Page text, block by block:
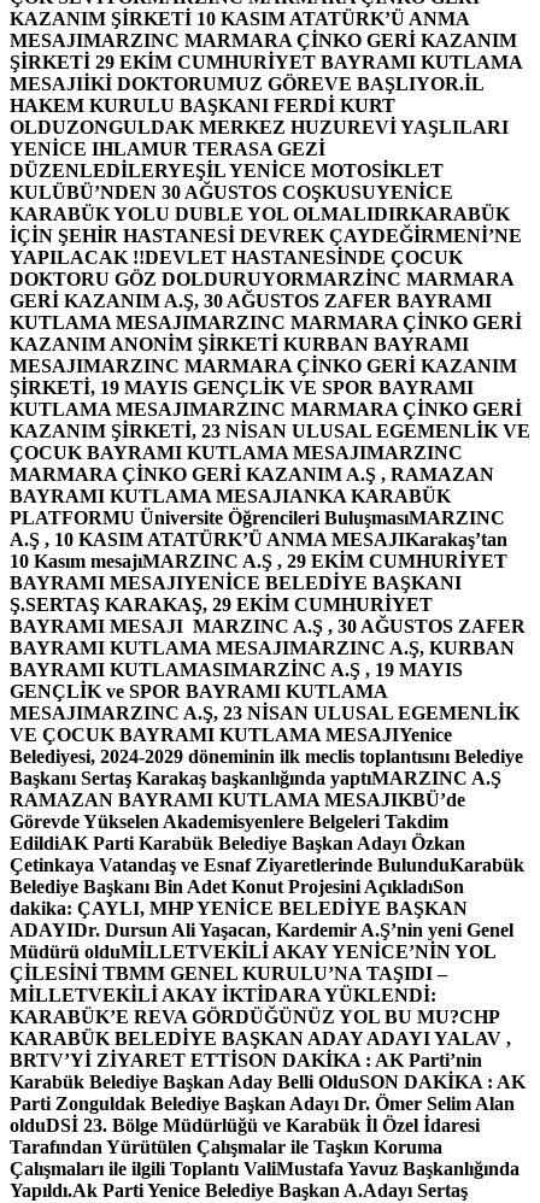
KAZANIM ŞİRKETİ 10 KASIM ATATÜRK’Ü ANMA
MESAJIMARZINC MARMARA ÇİNKO GERİ KAZANIM
ŞİRKETİ 29 EKİM CUMHURİYET BAYRAMI KUTLAMA
MESAJIİKİ DOKTORUMUZ GÖREVE BAŞLIYOR.İL
HAKEM KURULU BAŞKANI FERDİ KURT
OLDUZONGULDAK MERKEZ HUZUREVİ YAŞLILARI
YENİCE IHLAMUR TERASA GEZİ
DÜZENLEDİLERYEŞİL YENİCE MOTOSİKLET
KULÜBÜ’NDEN 30 AĞUSTOS COŞKUSUYENİCE
KARABÜK YOLU DUBLE YOL OLMALIDIRKARABÜK
İÇİN ŞEHİR HASTANESİ DEVREK ÇAYDEĞİRMENİ’NE
YAPILACAK !!DEVLET HASTANESİNDE ÇOCUK
DOKTORU GÖZ DOLDURUYORMARZİNC MARMARA
GERİ KAZANIM A.Ş, 30 AĞUSTOS ZAFER BAYRAMI
KUTLAMA MESAJIMARZINC MARMARA ÇİNKO GERİ
KAZANIM ANONİM ŞİRKETİ KURBAN BAYRAMI
MESAJIMARZINC MARMARA ÇİNKO GERİ KAZANIM
ŞİRKETİ, 19 MAYIS GENÇLİK VE SPOR BAYRAMI
KUTLAMA MESAJIMARZINC MARMARA ÇİNKO GERİ
KAZANIM ŞİRKETİ, 23 NİSAN ULUSAL EGEMENLİK VE
ÇOCUK BAYRAMI KUTLAMA MESAJIMARZINC
MARMARA ÇİNKO GERİ KAZANIM A.Ş , RAMAZAN
BAYRAMI KUTLAMA MESAJIANKA KARABÜK
PLATFORMU Üniversite Öğrencileri BuluşmasıMARZINC
A.Ş , 10 KASIM ATATÜRK’Ü ANMA MESAJIKarakaş’tan
10 Kasım mesajıMARZINC A.Ş , 29 EKİM CUMHURİYET
BAYRAMI MESAJIYENİCE BELEDİYE BAŞKANI
Ş.SERTAŞ KARAKAŞ, 29 EKİM CUMHURİYET
BAYRAMI MESAJI MARZINC A.Ş , 30 AĞUSTOS ZAFER
BAYRAMI KUTLAMA MESAJIMARZINC A.Ş, KURBAN
BAYRAMI KUTLAMASIMARZİNC A.Ş , 19 MAYIS
GENÇLİK ve SPOR BAYRAMI KUTLAMA
MESAJIMARZINC A.Ş, 23 NİSAN ULUSAL EGEMENLİK
VE ÇOCUK BAYRAMI KUTLAMA MESAJIYenice
Belediyesi, 2024-2029 döneminin ilk meclis toplantısını Belediye
Başkanı Sertaş Karakaş başkanlığında yaptıMARZINC A.Ş
RAMAZAN BAYRAMI KUTLAMA MESAJIKBÜ’de
Görevde Yükselen Akademisyenlere Belgeleri Takdim
EdildiAK Parti Karabük Belediye Başkan Adayı Özkan
Çetinkaya Vatandaş ve Esnaf Ziyaretlerinde BulunduKarabük
Belediye Başkanı Bin Adet Konut Projesini AçıkladıSon
dakika: ÇAYLI, MHP YENİCE BELEDİYE BAŞKAN
ADAYIDr. Dursun Ali Yaşacan, Kardemir A.Ş’nin yeni Genel
Müdürü olduMİLLETVEKİLİ AKAY YENİCE’NİN YOL
ÇİLESİNİ TBMM GENEL KURULU’NA TAŞIDI –
MİLLETVEKİLİ AKAY İKTİDARA YÜKLENDİ:
KARABÜK’E REVA GÖRDÜĞÜNÜZ YOL BU MU?CHP
KARABÜK BELEDİYE BAŞKAN ADAY ADAYI YALAV ,
BRTV’Yİ ZİYARET ETTİSON DAKİKA : AK Parti’nin
Karabük Belediye Başkan Aday Belli OlduSON DAKİKA : AK
Parti Zonguldak Belediye Başkan Adayı Dr. Ömer Selim Alan
olduDSİ 23. Bölge Müdürlüğü ve Karabük İl Özel İdaresi
Tarafından Yürütülen Çalışmalar ile Taşkın Koruma
Çalışmaları ile ilgili Toplantı ValiMustafa Yavuz Başkanlığında
Yapıldı.Ak Parti Yenice Belediye Başkan A.Adayı Sertaş